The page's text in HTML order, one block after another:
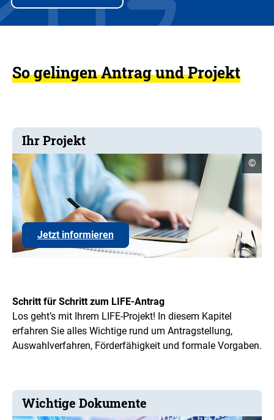
So gelingen Antrag und Projekt
Ihr Projekt
Jetzt informierenJetzt
ausführlich
zum
©
Schritt für Schritt zum LIFE-Antrag
Los geht’s mit Ihrem LIFE-Projekt! In diesem Kapitel
erfahren Sie alles Wichtige rund um Antragstellung,
Auswahlverfahren, Förderfähigkeit und formale Vorgaben.
Wichtige Dokumente